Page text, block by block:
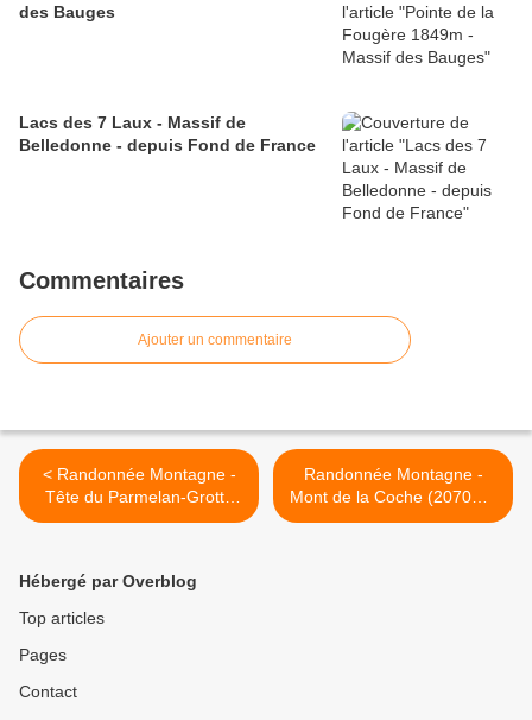
des Bauges
Lacs des 7 Laux - Massif de
Belledonne - depuis Fond de France
Commentaires
Ajouter un commentaire
< Randonnée Montagne -
Tête du Parmelan-Grotte
de l'Enfer (Bornes)
Randonnée Montagne -
Mont de la Coche (2070m)-
Tré-le Molard (2035m) par
Hébergé par Overblog
Top articles
Pages
Contact